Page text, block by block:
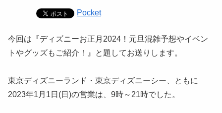
Pocket
今回は『ディズニーお正月2024！元旦混雑予想やイベン
トやグッズもご紹介！』と題してお送りします。
東京ディズニーランド・東京ディズニーシー、ともに
2023年1月1日(日)の営業は、9時～21時でした。